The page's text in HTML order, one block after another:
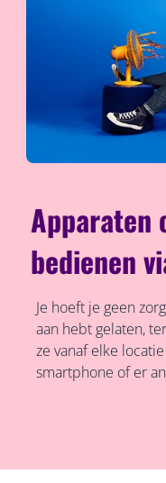
Apparaten
bedienen
Je hoeft je geen
aan hebt gelaten,
ze vanaf elke
smartphone of er